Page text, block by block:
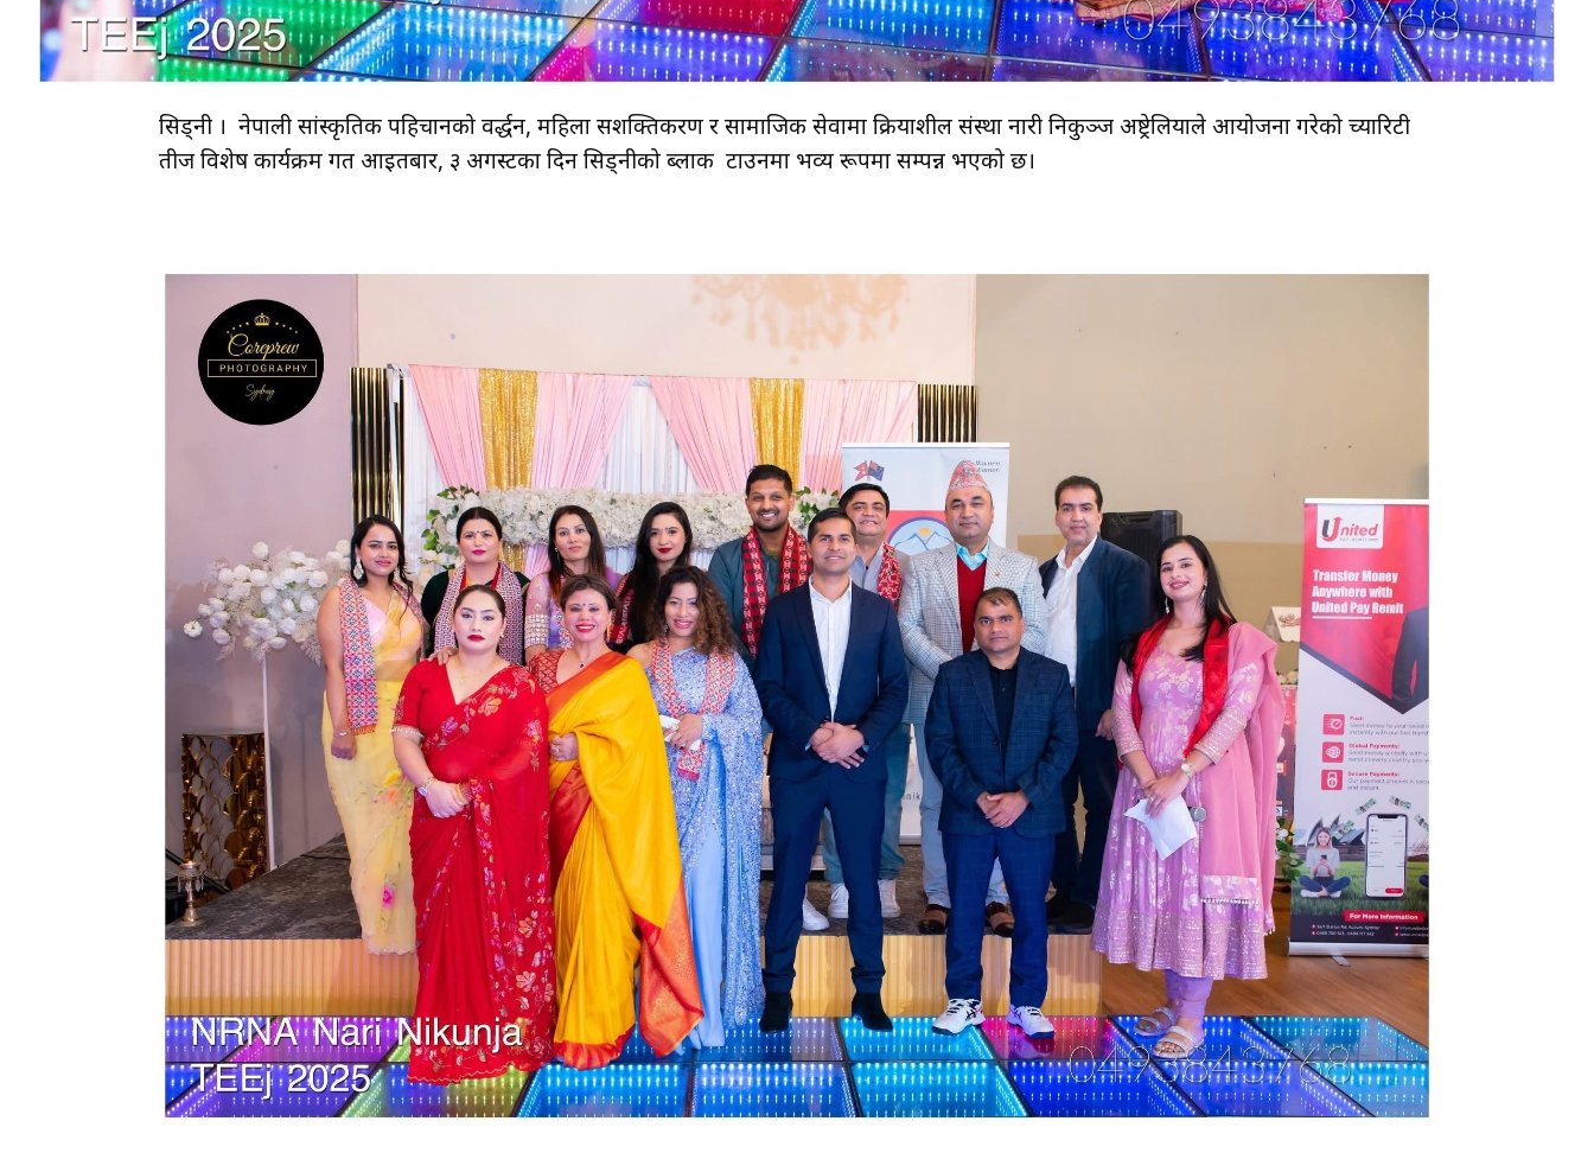
सिड्नी । नेपाली सांस्कृतिक पहिचानको प्रवर्द्धन, महिला सशक्तिकरण र सामाजिक सेवामा क्रियाशील संस्था नारी निकुञ्ज अष्ट्रेलियाले आयोजना गरेको च्यारिटी
तीज विशेष कार्यक्रम गत आइतबार, ३ अगस्टका दिन सिड्नीको ब्लाक टाउनमा भव्य रूपमा सम्पन्न भएको छ।